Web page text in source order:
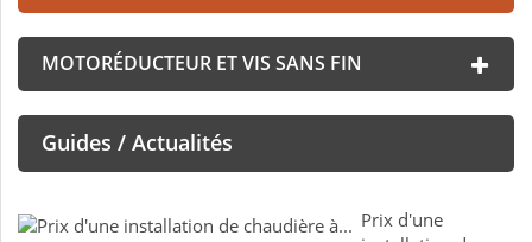
MOTORÉDUCTEUR ET VIS SANS FIN
Guides / Actualités
Prix d'une